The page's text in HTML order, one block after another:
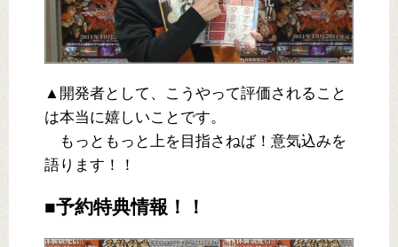
▲開発者として、こうやって評価されること
は本当に嬉しいことです。
もっともっと上を目指さねば！意気込みを
語ります！！
■予約特典情報！！